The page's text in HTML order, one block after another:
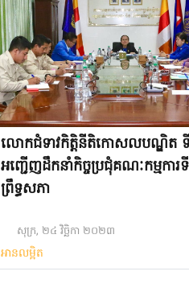
លោកជំទាវកិតិ្តនីតិកោសលបណ្ឌិត
អញ្ជើញដឹកនាំកិច្ចប្រជុំគណៈកម្មការ
ព្រឹទ្ធសភា
សុក្រ, ២៤ វិច្ឆិកា ២០២៣
អានលម្អិត